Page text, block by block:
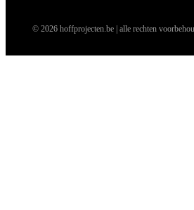
© 2026 hoffprojecten.be | alle rechten